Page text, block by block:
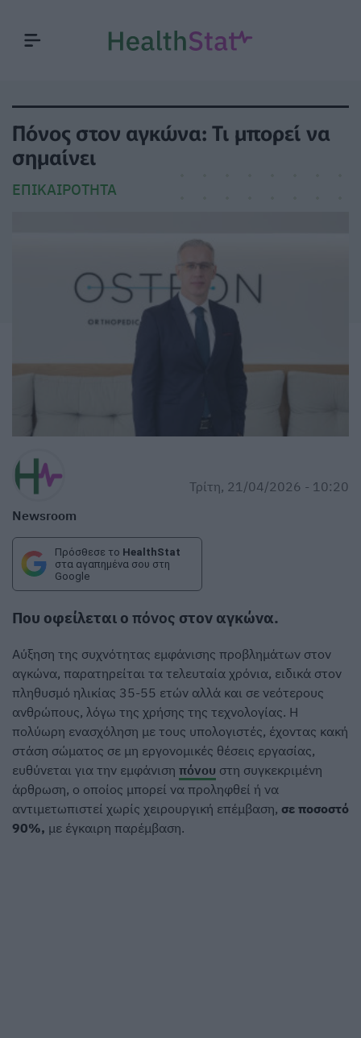
Πόνος στον αγκώνα: Τι μπορεί να
σημαίνει
ΕΠΙΚΑΙΡΌΤΗΤΑ
Newsroom
Τρίτη, 21/04/2026 - 10:20
Πρόσθεσε το HealthStat
στα αγαπημένα σου στη
Google
Που οφείλεται ο πόνος στον αγκώνα.
Αύξηση της συχνότητας εμφάνισης προβλημάτων στον
αγκώνα, παρατηρείται τα τελευταία χρόνια, ειδικά στον
πληθυσμό ηλικίας 35-55 ετών αλλά και σε νεότερους
ανθρώπους, λόγω της χρήσης της τεχνολογίας. Η
πολύωρη ενασχόληση με τους υπολογιστές, έχοντας κακή
στάση σώματος σε μη εργονομικές θέσεις εργασίας,
ευθύνεται για την εμφάνιση πόνου στη συγκεκριμένη
άρθρωση, ο οποίος μπορεί να προληφθεί ή να
αντιμετωπιστεί χωρίς χειρουργική επέμβαση, σε ποσοστό
90%, με έγκαιρη παρέμβαση.